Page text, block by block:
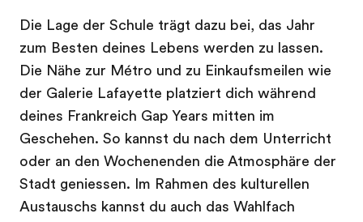
Die Lage der Schule trägt dazu bei, das Jahr
zum Besten deines Lebens werden zu lassen.
Die Nähe zur Métro und zu Einkaufsmeilen wie
der Galerie Lafayette platziert dich während
deines Frankreich Gap Years mitten im
Geschehen. So kannst du nach dem Unterricht
oder an den Wochenenden die Atmosphäre der
Stadt geniessen. Im Rahmen des kulturellen
Austauschs kannst du auch das Wahlfach